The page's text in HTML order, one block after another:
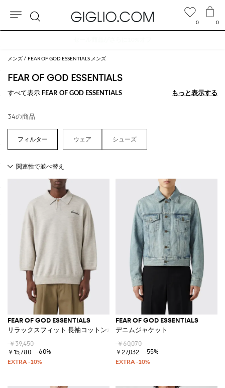
メンズ FEAR OF GOD ESSENTIALS メンズ
FEAR OF GOD ESSENTIALS
すべて表示 FEAR OF GOD ESSENTIALS もっと表示する
もっと表示する
34の商品
ウェア シューズ
FEAR OF GOD ESSENTIALS
リラックスフィット 長袖コットンポロ
￥39,450
￥15,780
-60%
FEAR OF GOD ESSENTIALS
デニムジャケット
￥60,070
￥27,032
-55%
0 0
検